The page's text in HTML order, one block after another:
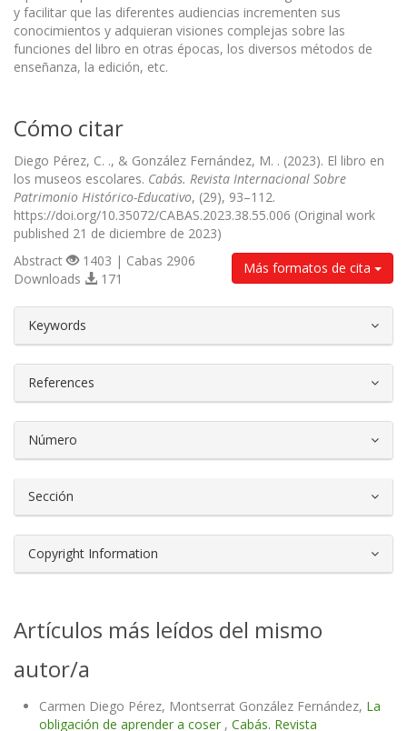
y facilitar que las diferentes audiencias incrementen sus
conocimientos y adquieran visiones complejas sobre las
funciones del libro en otras épocas, los diversos métodos de
enseñanza, la edición, etc.
Cómo citar
Diego Pérez, C. ., & González Fernández, M. . (2023). El libro en
los museos escolares. Cabás. Revista Internacional Sobre
Patrimonio Histórico-Educativo, (29), 93–112.
https://doi.org/10.35072/CABAS.2023.38.55.006 (Original work
published 21 de diciembre de 2023)
Más formatos de cita
Abstract
1403 | Cabas 2906
Downloads
171
Keywords
References
Número
Sección
Copyright Information
Artículos más leídos del mismo
autor/a
Carmen Diego Pérez, Montserrat González Fernández, La
obligación de aprender a coser , Cabás. Revista